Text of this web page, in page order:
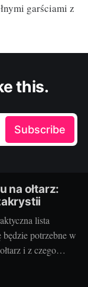
garściami z
this.
Subscribe
na ołtarz:
lista
potrzebne w
i z czego
z pateną, puszka
tacka pod